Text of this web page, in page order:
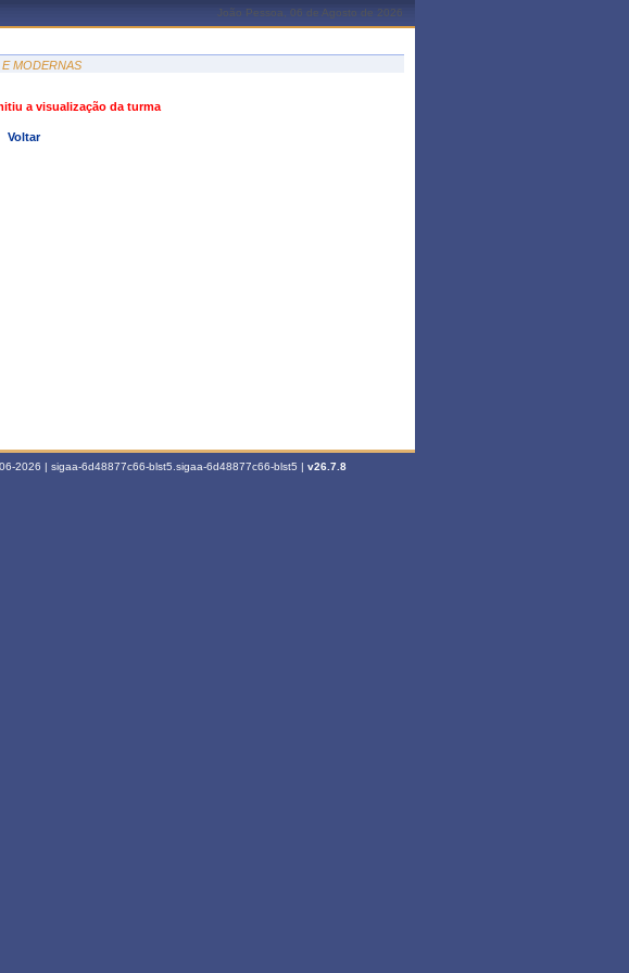
João Pessoa, 06 de Agosto de 2026
MODERNAS
a visualização da turma
Voltar
2026 | sigaa-6d48877c66-blst5.sigaa-6d48877c66-blst5 | v26.7.8